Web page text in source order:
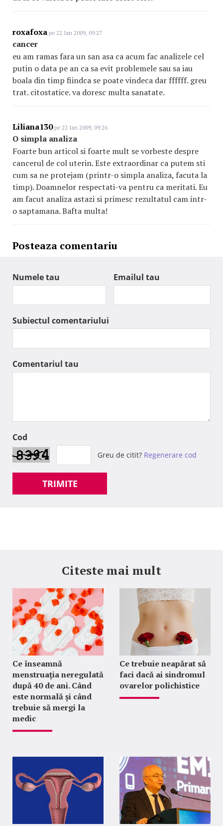
roxafoxa pe 22 Ian 2009, 09:27
cancer
eu am ramas fara un san asa ca acum fac analizele cel
putin o data pe an ca sa evit problemele sau sa iau
boala din timp fiindca se poate vindeca dar ffffff. greu
trat. citostatice. va doresc multa sanatate.
Liliana130pe 22 Ian 2009, 09:26
O simpla analiza
Foarte bun articol si foarte mult se vorbeste despre
cancerul de col uterin. Este extraordinar ca putem sti
cum sa ne protejam (printr-o simpla analiza, facuta la
timp). Doamnelor respectati-va pentru ca meritati. Eu
am facut analiza astazi si primesc rezultatul cam intr-
o saptamana. Bafta multa!
Posteaza comentariu
Numele tau Emailul tau
Subiectul comentariului
Comentariul tau
Cod
Greu de citit? Regenerare cod
TRIMITE
Citeste mai mult
Ce înseamnă
menstruația neregulată
după 40 de ani. Când
este normală și când
trebuie să mergi la
medic
Ce trebuie neapărat să
faci dacă ai sindromul
ovarelor polichistice